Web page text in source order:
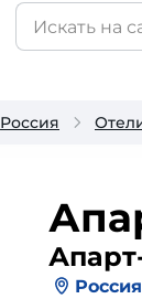
Россия